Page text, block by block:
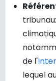
de l'
lequel